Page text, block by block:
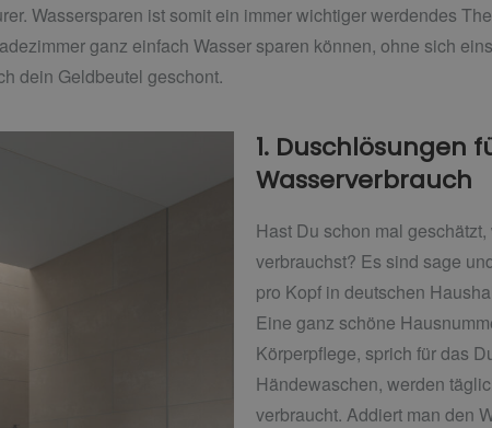
Wassersparen ist somit ein immer wichtiger werdendes
ganz einfach Wasser sparen können, ohne sich
dein Geldbeutel geschont.
1. Duschlösungen
Wasserverbrauch
Hast Du schon mal
verbrauchst? Es sind sage
pro Kopf in deutschen
Eine ganz schöne
Körperpflege, sprich für das
Händewaschen, werden
verbraucht. Addiert man den